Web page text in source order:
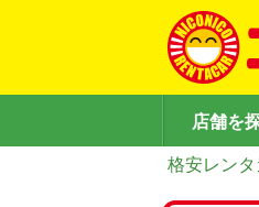
店舗を
格安レンタ